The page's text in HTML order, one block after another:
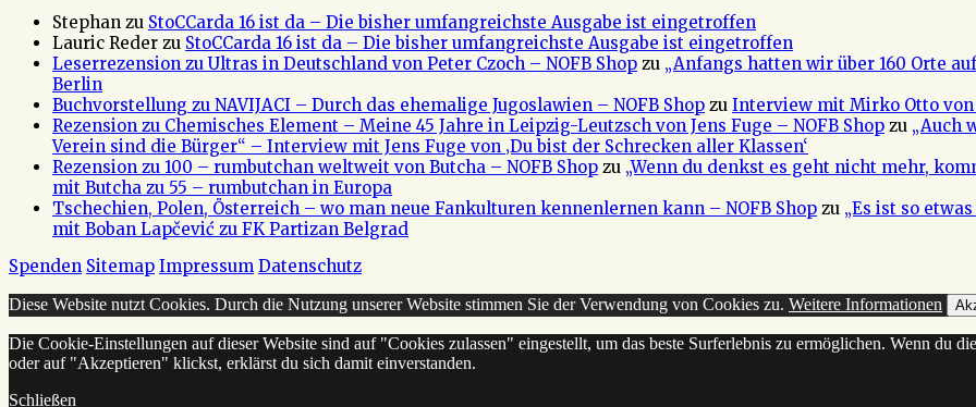
Stephan zu StoCCarda 16 ist da – Die bisher umfangreichste Ausgabe ist eingetroffen
Lauric Reder zu StoCCarda 16 ist da – Die bisher umfangreichste Ausgabe ist eingetroffen
Leserrezension zu Ultras in Deutschland von Peter Czoch – NOFB Shop zu „Anfangs hatten wir über 160 Orte
Berlin
Buchvorstellung zu NAVIJACI – Durch das ehemalige Jugoslawien – NOFB Shop zu Interview mit Mirko Otto
Rezension zu Chemisches Element – Meine 45 Jahre in Leipzig-Leutzsch von Jens Fuge – NOFB Shop zu „Auch
Verein sind die Bürger“ – Interview mit Jens Fuge von ‚Du bist der Schrecken aller Klassen‘
Rezension zu 100 – rumbutchan weltweit von Butcha – NOFB Shop zu „Wenn du denkst es geht nicht mehr,
mit Butcha zu 55 – rumbutchan in Europa
Tschechien, Polen, Österreich – wo man neue Fankulturen kennenlernen kann – NOFB Shop zu „Es ist so
mit Boban Lapčević zu FK Partizan Belgrad
Spenden Sitemap Impressum Datenschutz
Diese Website nutzt Cookies. Durch die Nutzung unserer Website stimmen Sie der Verwendung von Cookies zu. Weitere Informationen
Die Cookie-Einstellungen auf dieser Website sind auf "Cookies zulassen" eingestellt, um das beste Surferlebnis zu ermöglichen. Wenn du
oder auf "Akzeptieren" klickst, erklärst du sich damit einverstanden.
Schließen